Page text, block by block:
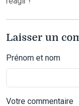
Laisser un
Prénom et nom
Votre commentaire